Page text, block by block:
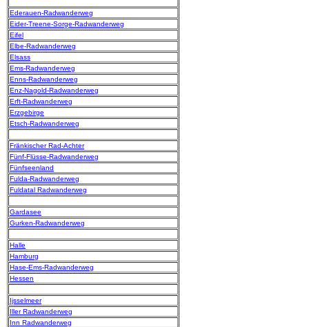
Ederauen-Radwanderweg
Eider-Treene-Sorge-Radwanderweg
Eifel
Elbe-Radwanderweg
Elsass
Ems-Radwanderweg
Enns-Radwanderweg
Enz-Nagold-Radwanderweg
Erft-Radwanderweg
Erzgebirge
Etsch-Radwanderweg
Fränkischer Rad-Achter
Fünf-Flüsse-Radwanderweg
Fünfseenland
Fulda-Radwanderweg
Fuldatal Radwanderweg
Gardasee
Gurken-Radwanderweg
Halle
Hamburg
Hase-Ems-Radwanderweg
Hessen
Ijsselmeer
Iller Radwanderweg
Inn Radwanderweg